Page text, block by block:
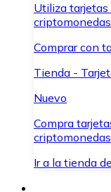
Utiliza tarjetas
Comprar con
Tienda -
Nuevo
Compra
Ir a la tienda